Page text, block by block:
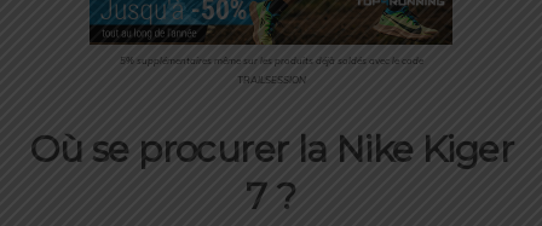
5% supplémentaires même sur les produits déjà soldés avec le code
TRAILSESSION
Où se procurer la Nike Kiger
7 ?